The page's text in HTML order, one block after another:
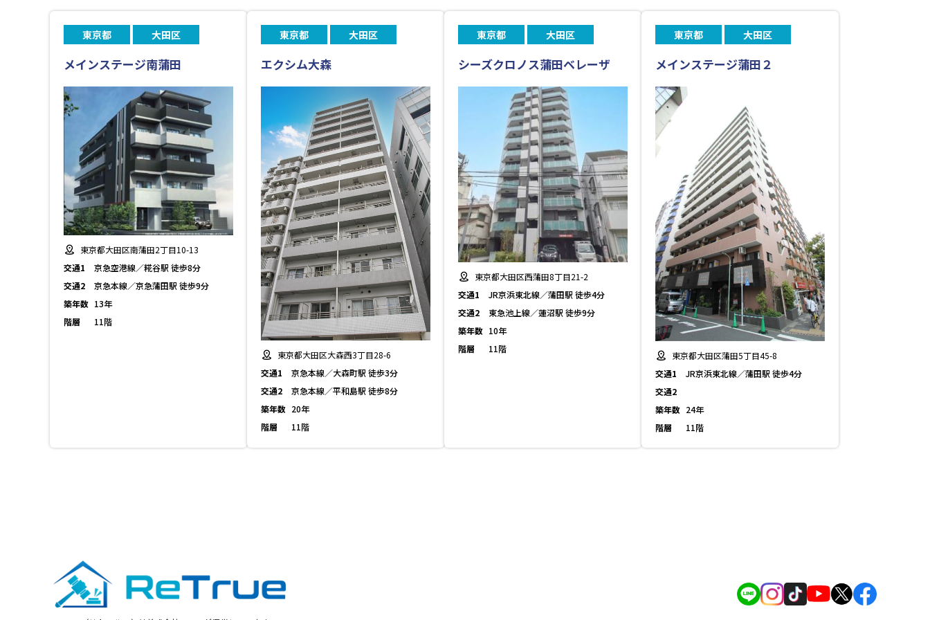
東京都 大田区
メインステージ南蒲田
東京都大田区南蒲田2丁目10-13
交通1
京急空港線／糀谷駅 徒歩8分
交通2
京急本線／京急蒲田駅 徒歩9分
築年数 13年
階層
11階
東京都 大田区
エクシム大森
東京都大田区大森西3丁目28-6
交通1
京急本線／大森町駅 徒歩3分
交通2
京急本線／平和島駅 徒歩8分
築年数 20年
階層
11階
東京都 大田区
シーズクロノス蒲田ベレーザ
東京都大田区西蒲田8丁目21-2
交通1
JR京浜東北線／蒲田駅 徒歩4分
交通2
東急池上線／蓮沼駅 徒歩9分
築年数 10年
階層
11階
東京都 大田区
メインステージ蒲田２
東京都大田区蒲田5丁目45-8
交通1
JR京浜東北線／蒲田駅 徒歩4分
交通2
築年数 24年
階層
11階